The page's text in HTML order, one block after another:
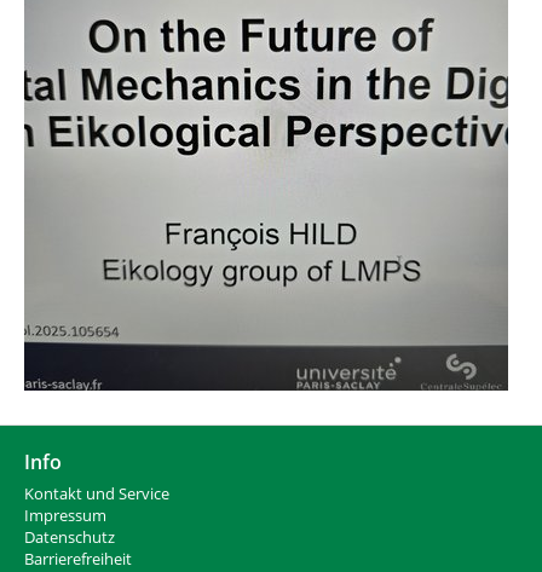
Info
Kontakt und Service
Impressum
Datenschutz
Barrierefreiheit